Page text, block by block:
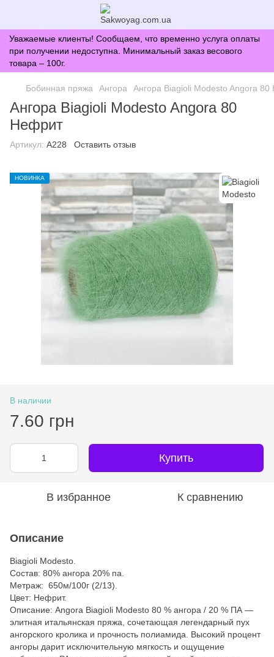
Уважаемые клиенты! Сообщаем, что временно услуга оплаты
при получении недоступна. Минимальный заказ весового
товара – 100г.
Бобинная пряжа Ангора Ангора Biagioli Modesto Angora
Ангора Biagioli Modesto Angora 80
Нефрит
Артикул: A228 Оставить отзыв
НОВИНКА
В наличии
7.60 грн
Купить
В избранное К сравнению
Описание
Biagioli Modesto.
Состав: 80% ангора 20% па.
Метраж: 650м/100г (2/13).
Цвет: Нефрит.
Описание: Angora Biagioli Modesto 80 % ангора / 20 % ПА —
элитная итальянская пряжа, сочетающая легендарный пух
ангорского кролика и прочность полиамида. Высокий процент
ангоры дарит исключительную мягкость и ощущение